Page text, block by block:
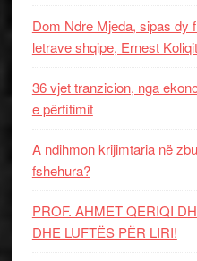
Dom Ndre Mjeda, sipas dy
letrave shqipe, Ernest
36 vjet tranzicion, nga
e përfitimit
A ndihmon krijimtaria në
fshehura?
PROF. AHMET QERIQI
DHE LUFTЁS PЁR LIRI!